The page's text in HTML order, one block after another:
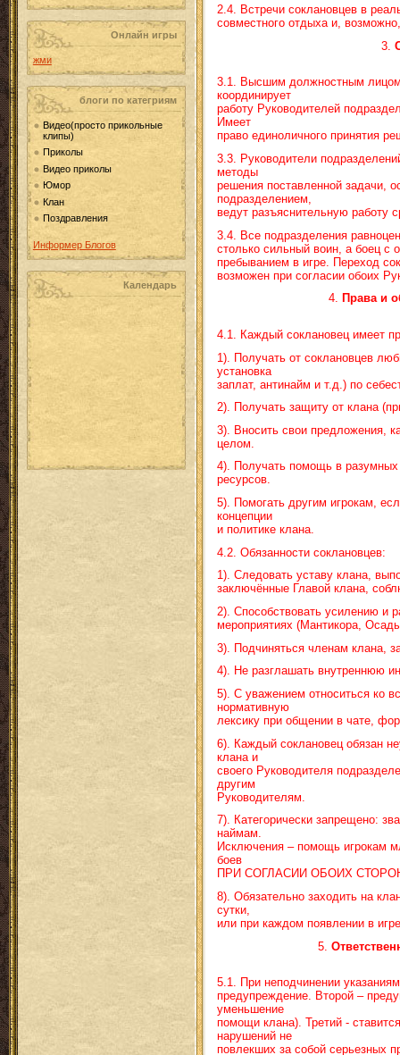
Онлайн игры
жми
блоги по категриям
Видео(просто прикольные
клипы)
Приколы
Видео приколы
Юмор
Клан
Поздравления
Информер Блогов
Календарь
2.4. Встречи соклановцев в
совместного отдыха и,
3.
3.1. Высшим должностным
координирует
работу Руководителей
Имеет
право единоличного принятия
3.3. Руководители
методы
решения поставленной задачи,
подразделением,
ведут разъяснительную работу
3.4. Все подразделения
столько сильный воин, а боец с
пребыванием в игре. Переход
возможен при согласии обоих
4. Права и
4.1. Каждый соклановец имеет
1). Получать от соклановцев
установка
заплат, антинайм и т.д.) по
2). Получать защиту от клана
3). Вносить свои предложения,
целом.
4). Получать помощь в
ресурсов.
5). Помогать другим игрокам,
концепции
и политике клана.
4.2. Обязанности соклановцев:
1). Следовать уставу клана,
заключённые Главой клана,
2). Способствовать усилению и
мероприятиях (Мантикора,
3). Подчиняться членам клана,
4). Не разглашать внутреннюю
5). С уважением относиться ко
нормативную
лексику при общении в чате,
6). Каждый соклановец обязан
клана и
своего Руководителя
другим
Руководителям.
7). Категорически запрещено:
наймам.
Исключения – помощь игрокам
боев
ПРИ СОГЛАСИИ ОБОИХ СТОРОН
8). Обязательно заходить на
сутки,
или при каждом появлении в
5.
5.1. При неподчинении
предупреждение. Второй –
уменьшение
помощи клана). Третий -
нарушений не
повлекших за собой серьезных